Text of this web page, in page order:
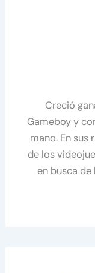
Creció
Gameboy y
mano. En sus
de los
en busca